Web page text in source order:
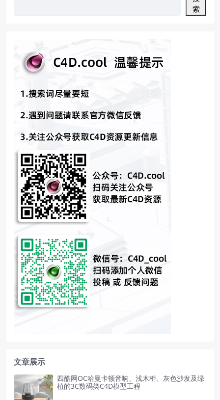
索
文章展示
四酷网OC哈曼卡顿音响、浅木柜、灰色沙发及绿
植的3C数码类C4D模型工程